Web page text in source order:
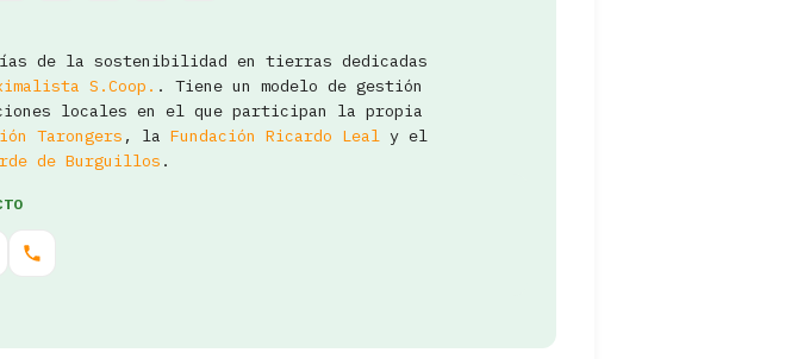
de la sostenibilidad en tierras dedicadas
S.Coop. . Tiene un modelo de gestión
locales en el que participan la propia
Tarongers , la Fundación Ricardo Leal y el
de Burguillos .